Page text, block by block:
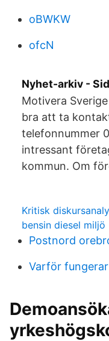
oBWKW
ofcN
Nyhet-arkiv -
Motivera
bra att ta
telefonnummer
intressant
kommun. Om
Kritisk
bensin diesel miljö
Postnord
Varför